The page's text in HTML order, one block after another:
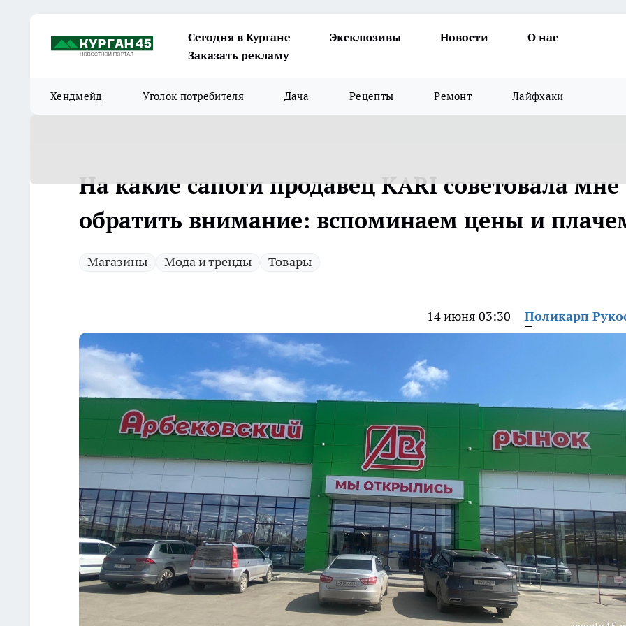
Сегодня в Кургане Эксклюзивы Новости
О нас
Заказать рекламу
Хендмейд Уголок потребителя Дача Рецепты Ремонт Лайфхаки
На какие сапоги продавец KARI советовала мне
обратить внимание: вспоминаем цены и
Магазины Мода и тренды Товары
14 июня 03:30 Поликарп